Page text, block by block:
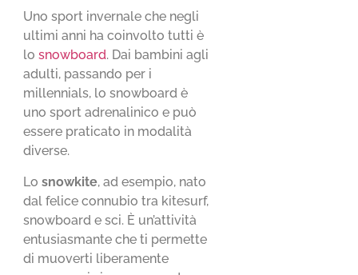
Uno sport invernale che negli
ultimi anni ha coinvolto tutti è
losnowboard. Dai bambini agli
adulti, passando per i
millennials, lo snowboard è
uno sport adrenalinico e può
essere praticato in modalità
diverse.
Losnowkite, ad esempio, nato
dal felice connubio tra kitesurf,
snowboard e sci. È un’attività
entusiasmante che ti permette
di muoverti liberamente